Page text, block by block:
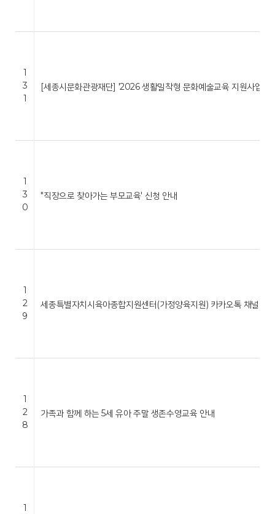
1
3
1
[세종시문화관광재단] '2026 생활밀착형 문화예술교육 지원사업 …
1
3
0
"직장으로 찾아가는 부모교육' 신청 안내
1
2
9
세종특별자치시육아종합지원센터(가정양육지원) 카카오톡 채널 운
1
2
8
가족과 함께 하는 5세 유아 주말 생존수영교육 안내
1